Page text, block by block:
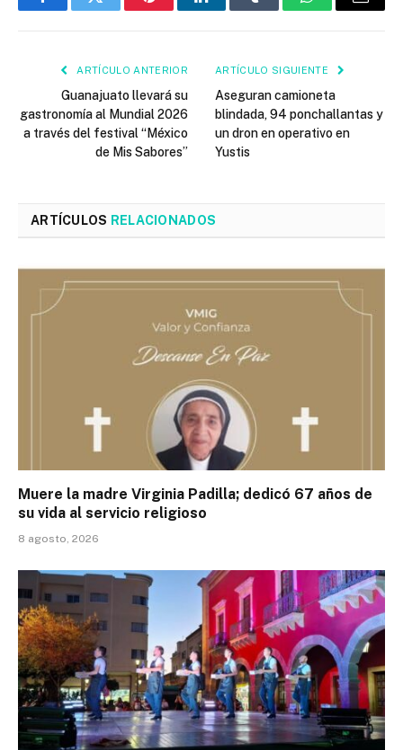
FacebookTwitter PinterestLinkedInTumblr WhatsAppEmail
ARTÍCULO ANTERIOR
Guanajuato llevará su
gastronomía al Mundial 2026
a través del festival “México
de Mis Sabores”
ARTÍCULO SIGUIENTE
Aseguran camioneta
blindada, 94 ponchallantas y
un dron en operativo en
Yustis
ARTÍCULOS RELACIONADOS
Muere la madre Virginia Padilla; dedicó 67 años de
su vida al servicio religioso
8 agosto, 2026